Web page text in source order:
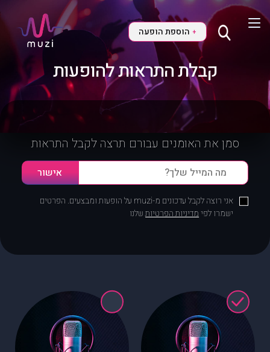
+ הוספת הופעה
קבלת התראות להופעות
סמן את האומנים עבורם תרצה לקבל התראות
אני רוצה לקבל עדכונים מ-muzi על הופעות ומבצעים. הפרטים
ישמרו לפימדיניות הפרטיותשלנו